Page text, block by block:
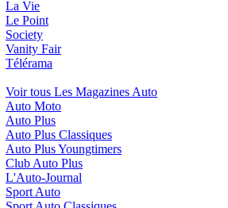
La Vie
Le Point
Society
Vanity Fair
Télérama
Voir tous Les Magazines Auto
Auto Moto
Auto Plus
Auto Plus Classiques
Auto Plus Youngtimers
Club Auto Plus
L'Auto-Journal
Sport Auto